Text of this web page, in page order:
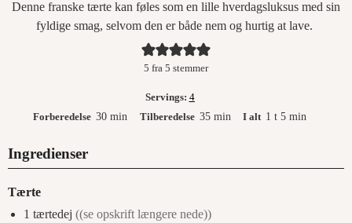
Denne franske tærte kan føles som en lille hverdagsluksus med sin
fyldige smag, selvom den er både nem og hurtig at lave.
5 fra 5 stemmer
Servings: 4
Forberedelse 30 min Tilberedelse 35 min I alt 1 t 5 min
Ingredienser
Tærte
1 tærtedej ((se opskrift længere nede))